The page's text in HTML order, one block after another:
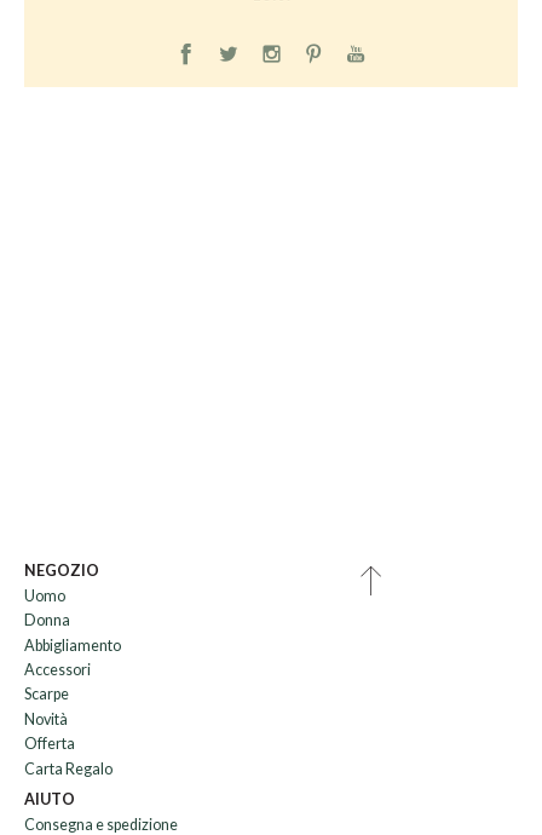
NEGOZIO
Uomo
Donna
Abbigliamento
Accessori
Scarpe
Novità
Offerta
Carta Regalo
AIUTO
Consegna e spedizione